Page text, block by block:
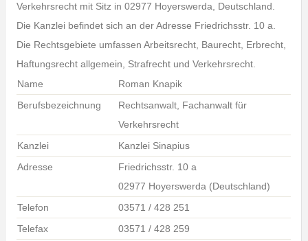
Verkehrsrecht mit Sitz in 02977 Hoyerswerda, Deutschland.
Die Kanzlei befindet sich an der Adresse Friedrichsstr. 10 a.
Die Rechtsgebiete umfassen Arbeitsrecht, Baurecht, Erbrecht,
Haftungsrecht allgemein, Strafrecht und Verkehrsrecht.
Name
Roman Knapik
Berufsbezeichnung
Rechtsanwalt, Fachanwalt für
Verkehrsrecht
Kanzlei
Kanzlei Sinapius
Adresse
Friedrichsstr. 10 a
02977 Hoyerswerda (Deutschland)
Telefon
03571 / 428 251
Telefax
03571 / 428 259